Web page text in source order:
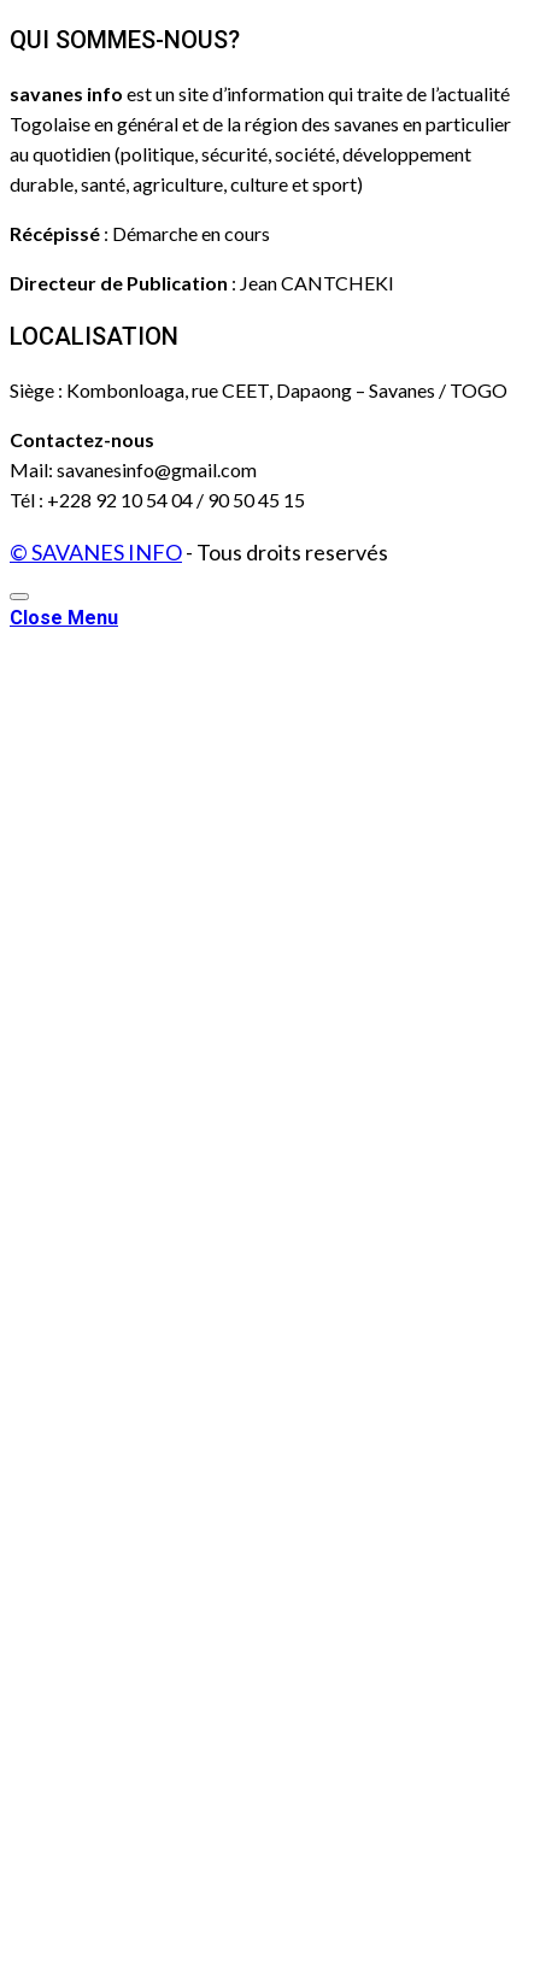
QUI SOMMES-NOUS?
savanes info est un site d’information qui traite de l’actualité
Togolaise en général et de la région des savanes en particulier
au quotidien (politique, sécurité, société, développement
durable, santé, agriculture, culture et sport)
Récépissé : Démarche en cours
Directeur de Publication : Jean CANTCHEKI
LOCALISATION
Siège : Kombonloaga, rue CEET, Dapaong – Savanes / TOGO
Contactez-nous
Mail: savanesinfo@gmail.com
Tél : +228 92 10 54 04 / 90 50 45 15
© SAVANES INFO- Tous droits reservés
Close Menu